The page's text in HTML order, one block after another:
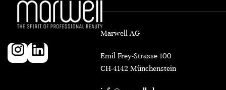
Marwell AG
Emil Frey-Strasse 100
CH-4142 Münchenstein